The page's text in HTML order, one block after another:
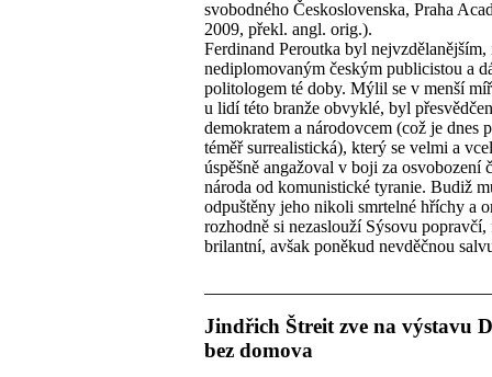
svobodného Československa, Praha
2009, překl. angl. orig.).
Ferdinand Peroutka byl
nediplomovaným českým publicistou a
politologem té doby. Mýlil se v menší
u lidí této branže obvyklé, byl
demokratem a národovcem (což je dnes
téměř surrealistická), který se velmi a
úspěšně angažoval v boji za osvobození
národa od komunistické tyranie. Budiž
odpuštěny jeho nikoli smrtelné hříchy a
rozhodně si nezaslouží Sýsovu popravčí,
brilantní, avšak poněkud nevděčnou
Jindřich Štreit zve na výstavu
bez domova